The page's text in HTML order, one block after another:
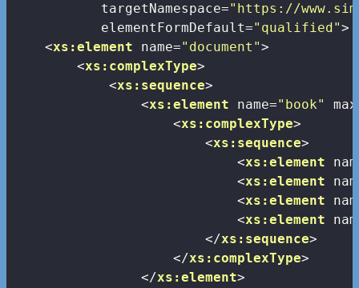
targetNamespace="https://
elementFormDefault="qualified">
<xs:element name="document">
<xs:complexType>
<xs:sequence>
<xs:element name="book"
<xs:complexType>
<xs:sequence>
<xs:element
<xs:element
<xs:element
<xs:element
</xs:sequence>
</xs:complexType>
</xs:element>